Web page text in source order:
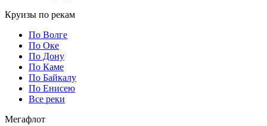
Круизы по рекам
По Волге
По Оке
По Дону
По Каме
По Байкалу
По Енисею
Все реки
Мегафлот